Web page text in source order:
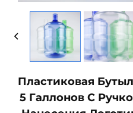
Пластиковая
5 Галлонов С